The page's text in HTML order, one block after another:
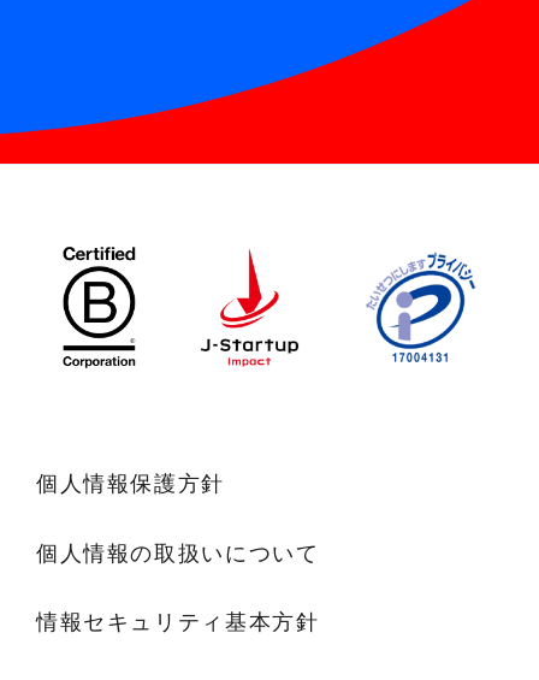
個人情報保護方針
個人情報の取扱いについて
情報セキュリティ基本方針